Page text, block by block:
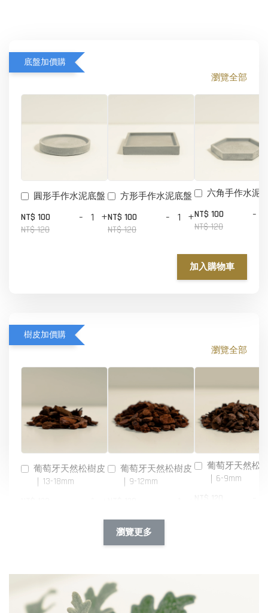
底盤加價購
瀏覽全部
圓形手作水泥底盤
NT$ 100
NT$ 120
- +
方形手作水泥底盤
NT$ 100
NT$ 120
- +
六角手作水泥
NT$ 100
NT$ 120
-
加入購物車
樹皮加價購
瀏覽全部
葡萄牙天然松樹皮
｜13-18mm
葡萄牙天然松樹皮
｜9-12mm
葡萄牙天然松
｜6-9mm
瀏覽更多